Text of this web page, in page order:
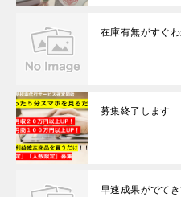
在庫有無がすぐ
募集終了します
早速成果がでて